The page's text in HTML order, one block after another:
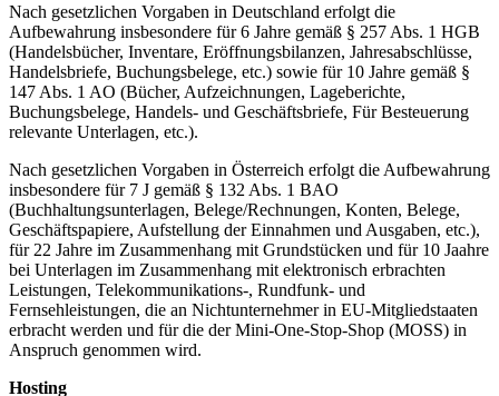
Nach gesetzlichen Vorgaben in Deutschland erfolgt die
Aufbewahrung insbesondere für 6 Jahre gemäß § 257 Abs. 1 HGB
(Handelsbücher, Inventare, Eröffnungsbilanzen, Jahresabschlüsse,
Handelsbriefe, Buchungsbelege, etc.) sowie für 10 Jahre gemäß §
147 Abs. 1 AO (Bücher, Aufzeichnungen, Lageberichte,
Buchungsbelege, Handels- und Geschäftsbriefe, Für Besteuerung
relevante Unterlagen, etc.).
Nach gesetzlichen Vorgaben in Österreich erfolgt die Aufbewahrung
insbesondere für 7 J gemäß § 132 Abs. 1 BAO
(Buchhaltungsunterlagen, Belege/Rechnungen, Konten, Belege,
Geschäftspapiere, Aufstellung der Einnahmen und Ausgaben, etc.),
für 22 Jahre im Zusammenhang mit Grundstücken und für 10 Jaahre
bei Unterlagen im Zusammenhang mit elektronisch erbrachten
Leistungen, Telekommunikations-, Rundfunk- und
Fernsehleistungen, die an Nichtunternehmer in EU-Mitgliedstaaten
erbracht werden und für die der Mini-One-Stop-Shop (MOSS) in
Anspruch genommen wird.
Hosting